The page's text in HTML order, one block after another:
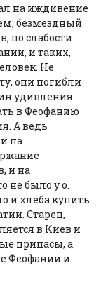
на иждивение
безмездный
по слабости
и таких,
Не
они погибли
удивления
в Феофанию
А ведь
на
и на
не было у о.
и хлеба купить
Старец,
в Киев и
припасы, а
Феофании и